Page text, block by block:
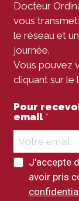
Docteur
vous
le réseau et
journée.
Vous pouvez
cliquant sur le
Pour
email
J'accepte
avoir pris